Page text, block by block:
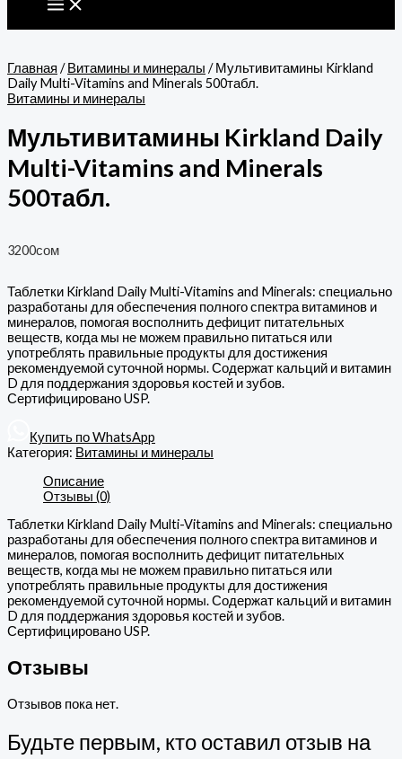
Перейти к содержимому
Главная /Витамины и минералы / Мультивитамины Kirkland
Daily Multi-Vitamins and Minerals 500табл.
Витамины и минералы
Мультивитамины Kirkland Daily
Multi-Vitamins and Minerals
500табл.
3200сом
Таблетки Kirkland Daily Multi-Vitamins and Minerals: специально
разработаны для обеспечения полного спектра витаминов и
минералов, помогая восполнить дефицит питательных
веществ, когда мы не можем правильно питаться или
употреблять правильные продукты для достижения
рекомендуемой суточной нормы. Содержат кальций и витамин
D для поддержания здоровья костей и зубов.
Сертифицировано USP.
Купить по WhatsApp
Категория: Витамины и минералы
Описание
Отзывы (0)
Таблетки Kirkland Daily Multi-Vitamins and Minerals: специально
разработаны для обеспечения полного спектра витаминов и
минералов, помогая восполнить дефицит питательных
веществ, когда мы не можем правильно питаться или
употреблять правильные продукты для достижения
рекомендуемой суточной нормы. Содержат кальций и витамин
D для поддержания здоровья костей и зубов.
Сертифицировано USP.
Отзывы
Отзывов пока нет.
Будьте первым, кто оставил отзыв на